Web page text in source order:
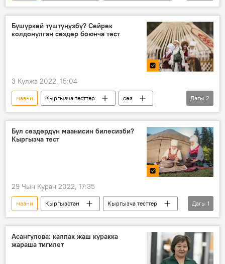
жыйын
делегат Баш мыйзам
Бүшүркөй түштүңүзбү? Сейрек
колдонулган сөздөр боюнча тест
3 Кулжа 2022, 15:04
маани Кыргызча тесттер
сөз
кыргыз тили
Маданият
Дагы 2
Бул сөздөрдүн маанисин билесизби?
Кыргызча тест
29 Чын Куран 2022, 17:35
маани Кыргызстан
Кыргызча тесттер
сөз
Дагы 1
Асангулова: калпак жаш куракка
жараша тигилет